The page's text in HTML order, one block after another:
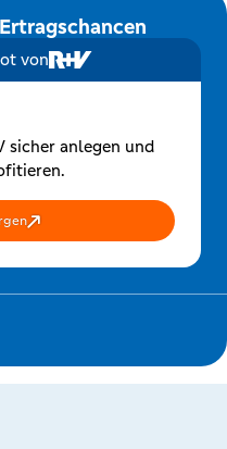
von
sicher anlegen und